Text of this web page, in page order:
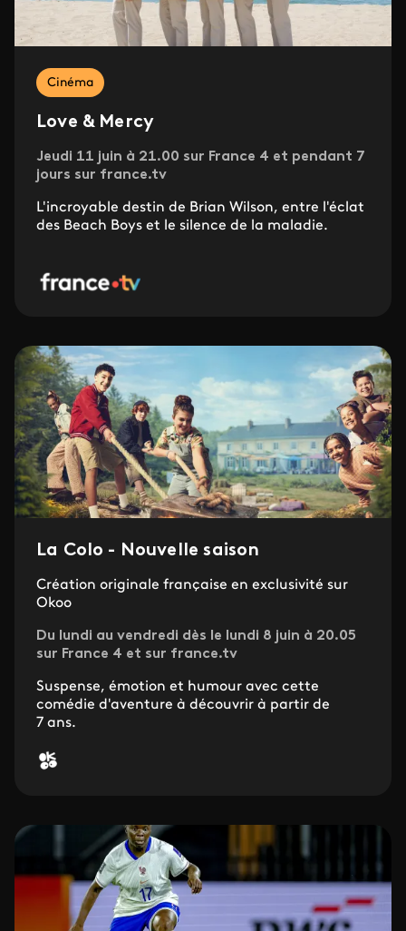
Cinéma
Love & Mercy
Jeudi 11 juin à 21.00 sur France 4 et pendant 7
jours sur france.tv
L'incroyable destin de Brian Wilson, entre l'éclat
des Beach Boys et le silence de la maladie.
La Colo - Nouvelle saison
Création originale française en exclusivité sur
Okoo
Du lundi au vendredi dès le lundi 8 juin à 20.05
sur France 4 et sur france.tv
Suspense, émotion et humour avec cette
comédie d'aventure à découvrir à partir de
7 ans.